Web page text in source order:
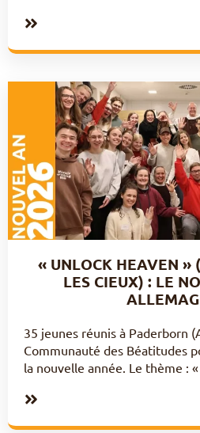
« UNLOCK HEAVEN »
LES CIEUX) : LE
35 jeunes réunis à Paderborn
Communauté des Béatitudes
la nouvelle année. Le thème :